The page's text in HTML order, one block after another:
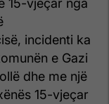
incidenti ka
e Gazi
dhe me një
15-vjeçar